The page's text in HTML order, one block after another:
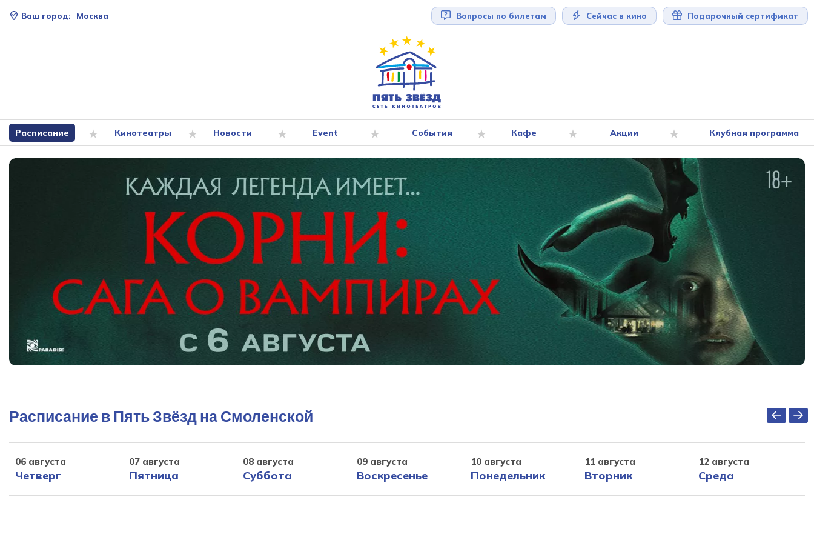
Ваш город: Москва Вопросы по билетам Сейчас в кино Подарочный сертификат
Расписание Кинотеатры Новости Event События Кафе Акции Клубная программа
Расписание в Пять Звёзд на Смоленской
06 августа
Четверг
07 августа
Пятница
08 августа
Суббота
09 августа
Воскресенье
10 августа
Понедельник
11 августа
Вторник
12 августа
Среда